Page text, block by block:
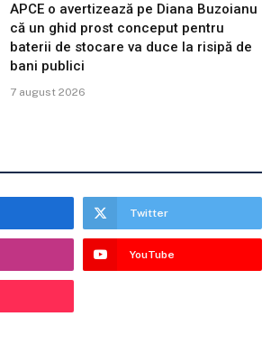
APCE o avertizează pe Diana Buzoianu
că un ghid prost conceput pentru
baterii de stocare va duce la risipă de
bani publici
7 august 2026
Twitter
YouTube